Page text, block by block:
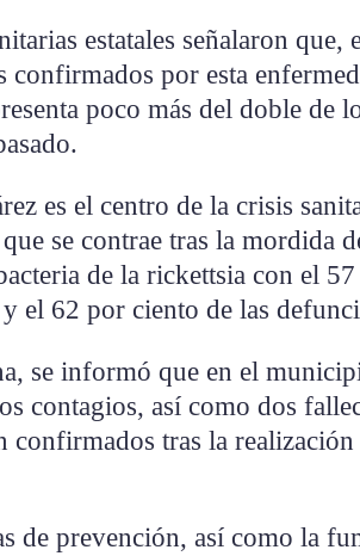
estatales señalaron que,
confirmados por esta
poco más del doble de
es el centro de la crisis
se contrae tras la mordida
de la rickettsia con el
el 62 por ciento de las
se informó que en el
contagios, así como dos
confirmados tras la realización
de prevención, así como la